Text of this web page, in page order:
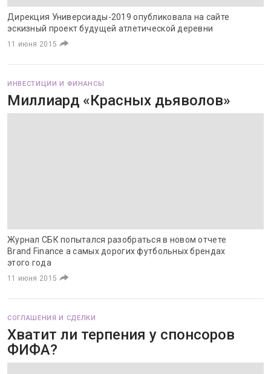
Дирекция Универсиады-2019 опубликовала на сайте
эскизный проект будущей атлетической деревни
11 июня 2015
ИНВЕСТИЦИИ И ФИНАНСЫ
Миллиард «Красных дьяволов»
Журнал СБК попытался разобраться в новом отчете
Brand Finance а самых дорогих футбольных брендах
этого года
11 июня 2015
СОГЛАШЕНИЯ И СДЕЛКИ
Хватит ли терпения у спонсоров
ФИФА?